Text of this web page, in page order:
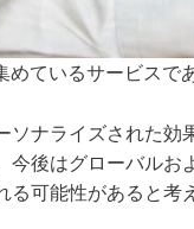
ているサービスで
ソナライズされた
後はグローバルお
可能性があると考